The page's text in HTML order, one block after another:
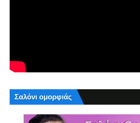
Σαλόνι ομορφιάς